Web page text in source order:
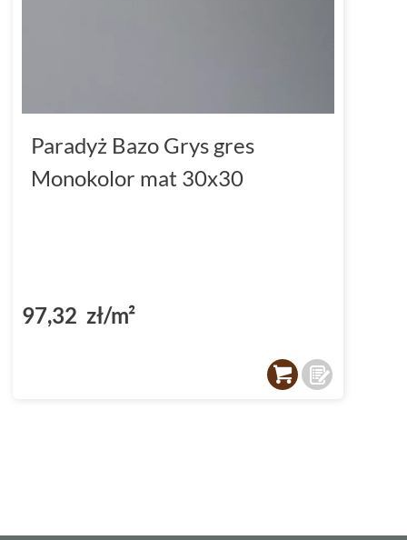
Paradyż Bazo Grys gres
Monokolor mat 30x30
97,32 zł/m²